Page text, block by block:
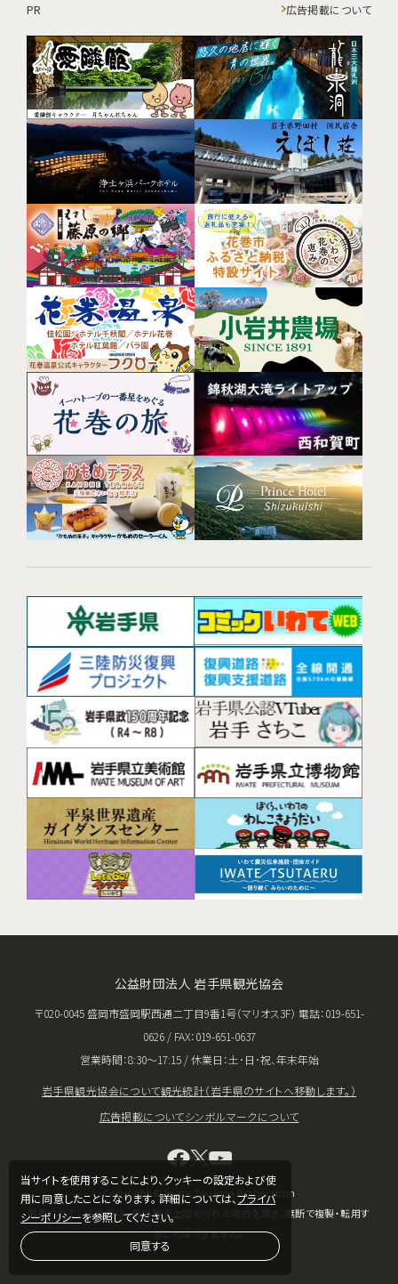
当サイトを使用することにより、クッキーの設定および使
用に同意したことになります。 詳細については、プライバ
シーポリシーを参照してください。
同意する
PR 広告掲載について
公益財団法人 岩手県観光協会
〒020-0045 盛岡市盛岡駅西通二丁目9番1号（マリオス3F） 電話：019-651-
0626 / FAX：019-651-0637
営業時間：8:30〜17:15 / 休業日：土･日･祝、年末年始
岩手県観光協会について観光統計（岩手県のサイトへ移動します。）
広告掲載についてシンボルマークについて
Copyright © Iwate Tourism Association
掲載されている情報は、著作権法上認められた場合を除き、無断で複製・転用す
ることはできません。